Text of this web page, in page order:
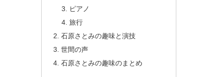
ピアノ
旅行
石原さとみの趣味と演技
世間の声
石原さとみの趣味のまとめ